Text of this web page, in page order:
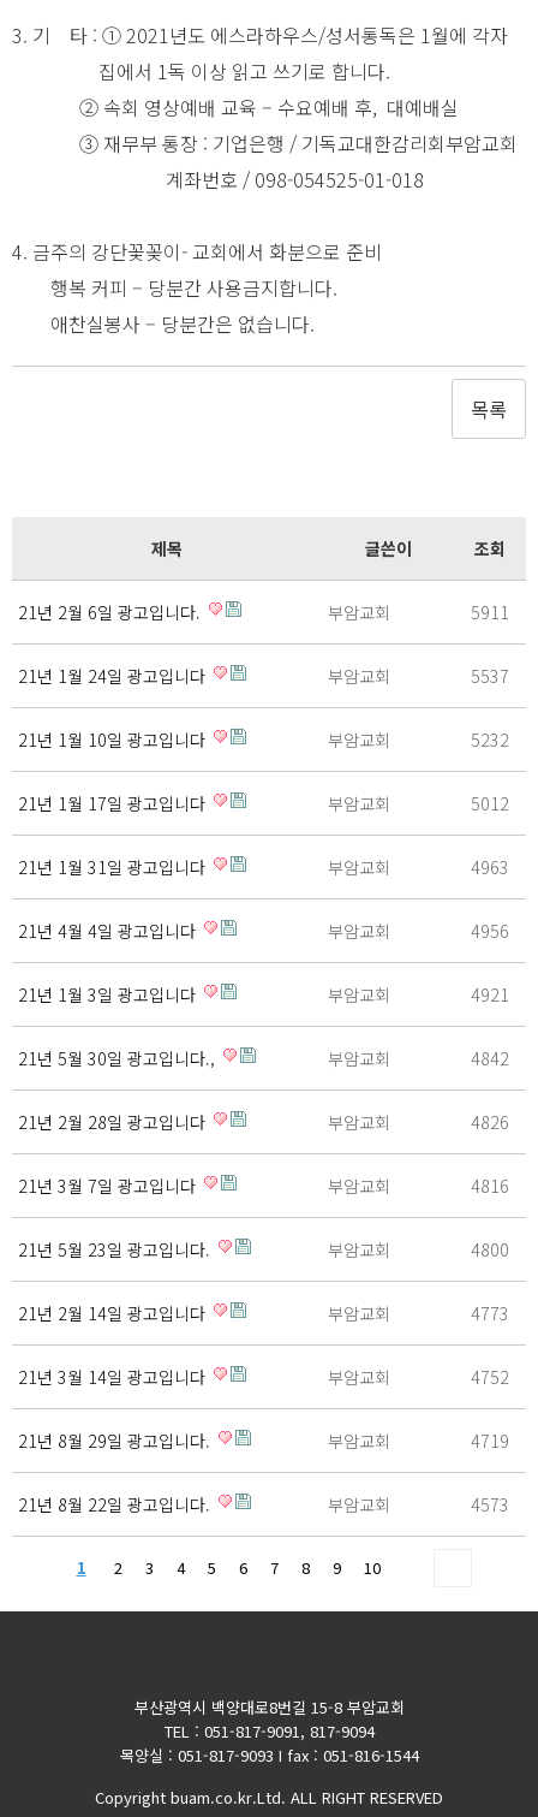
3. 기 타 : ① 2021년도 에스라하우스/성서통독은 1월에 각자
집에서 1독 이상 읽고 쓰기로 합니다.
② 속회 영상예배 교육 – 수요예배 후, 대예배실
③ 재무부 통장 : 기업은행 / 기독교대한감리회부암교회
계좌번호 / 098-054525-01-018
4. 금주의 강단꽃꽂이- 교회에서 화분으로 준비
행복 커피 – 당분간 사용금지합니다.
애찬실봉사 – 당분간은 없습니다.
목록
제목 글쓴이 조회
21년 2월 6일 광고입니다. 부암교회 5911
21년 1월 24일 광고입니다 부암교회 5537
21년 1월 10일 광고입니다 부암교회 5232
21년 1월 17일 광고입니다 부암교회 5012
21년 1월 31일 광고입니다 부암교회 4963
21년 4월 4일 광고입니다 부암교회 4956
21년 1월 3일 광고입니다 부암교회 4921
21년 5월 30일 광고입니다., 부암교회 4842
21년 2월 28일 광고입니다 부암교회 4826
21년 3월 7일 광고입니다 부암교회 4816
21년 5월 23일 광고입니다. 부암교회 4800
21년 2월 14일 광고입니다 부암교회 4773
21년 3월 14일 광고입니다 부암교회 4752
21년 8월 29일 광고입니다. 부암교회 4719
21년 8월 22일 광고입니다. 부암교회 4573
1 2 3 4 5 6 7 8 9 10
부산광역시 백양대로8번길 15-8 부암교회
TEL : 051-817-9091, 817-9094
목양실 : 051-817-9093 I fax : 051-816-1544
Copyright buam.co.kr.Ltd. ALL RIGHT RESERVED